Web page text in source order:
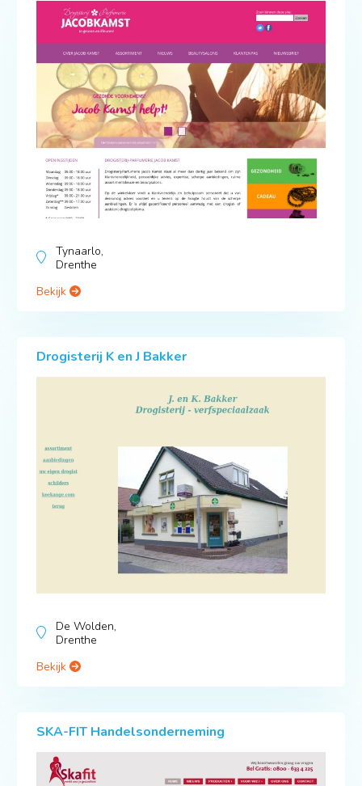
Tynaarlo,
Drenthe
Bekijk
Drogisterij K en J Bakker
De Wolden,
Drenthe
Bekijk
SKA-FIT Handelsonderneming